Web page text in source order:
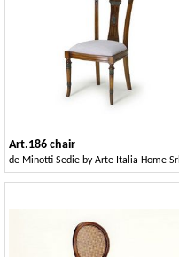
Art.186 chair
de Minotti Sedie by Arte Italia Home Srl